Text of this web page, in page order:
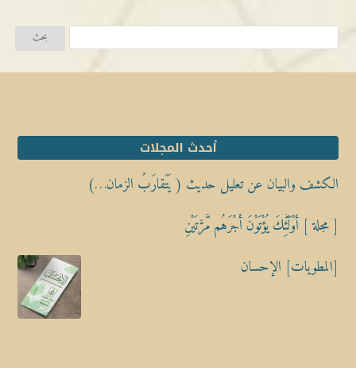
أحدث المجلات
الكشف والبيان عن تعليل حديث ( يَتَقارَبُ الزمان…)
[ مجلة ] أُوْلَٰٓئِكَ يُؤْتَوْنَ أَجْرَهُم مَّرَّتَيْنِ
[المطويات] الإحسان